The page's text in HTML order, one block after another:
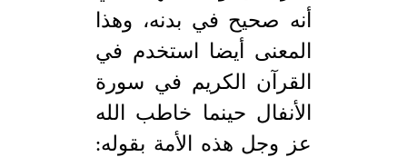
أنه صحيح في بدنه، وهذا
المعنى أيضا استخدم في
القرآن الكريم في سورة
الأنفال حينما خاطب الله
عز وجل هذه الأمة بقوله: